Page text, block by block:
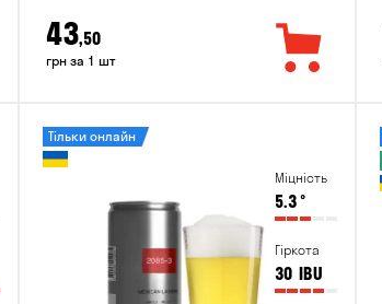
43,50
грн за 1 шт
Міцність
5.3°
Гіркота
30 IBU
Тільки онлайн